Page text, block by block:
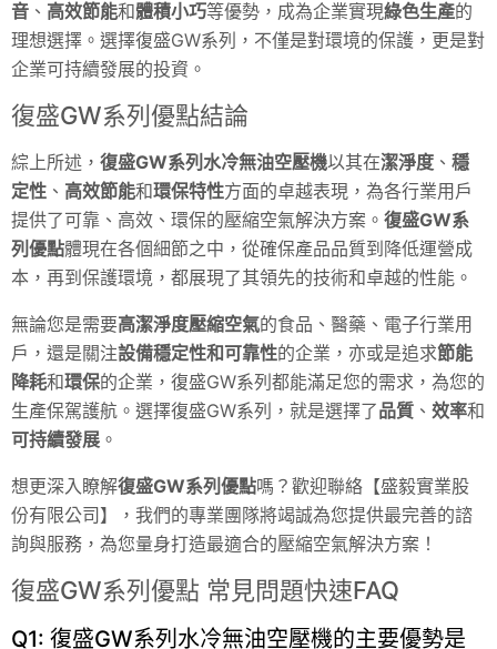
音 、 高效節能和體積小巧等優勢，成為企業實現綠色生產的
理想選擇。選擇復盛GW系列，不僅是對環境的保護，更是對
企業可持續發展的投資。
復盛GW系列優點結論
綜上所述， 復盛GW系列水冷無油空壓機以其在潔淨度 、 穩
定性 、 高效節能和環保特性方面的卓越表現，為各行業用戶
提供了可靠、高效、環保的壓縮空氣解決方案。 復盛GW系
列優點體現在各個細節之中，從確保產品品質到降低運營成
本，再到保護環境，都展現了其領先的技術和卓越的性能。
無論您是需要高潔淨度壓縮空氣的食品、醫藥、電子行業用
戶，還是關注設備穩定性和可靠性的企業，亦或是追求節能
降耗和環保的企業，復盛GW系列都能滿足您的需求，為您的
生產保駕護航。選擇復盛GW系列，就是選擇了品質 、 效率和
可持續發展 。
想更深入瞭解復盛GW系列優點嗎？歡迎聯絡【盛毅實業股
份有限公司】，我們的專業團隊將竭誠為您提供最完善的諮
詢與服務，為您量身打造最適合的壓縮空氣解決方案！
復盛GW系列優點 常見問題快速FAQ
Q1: 復盛GW系列水冷無油空壓機的主要優勢是